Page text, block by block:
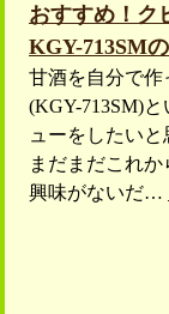
おすすめ！ク
KGY-713SM
甘酒を自分で作
(KGY-713SM)
ューをしたい
まだまだこれ
興味がないだ…